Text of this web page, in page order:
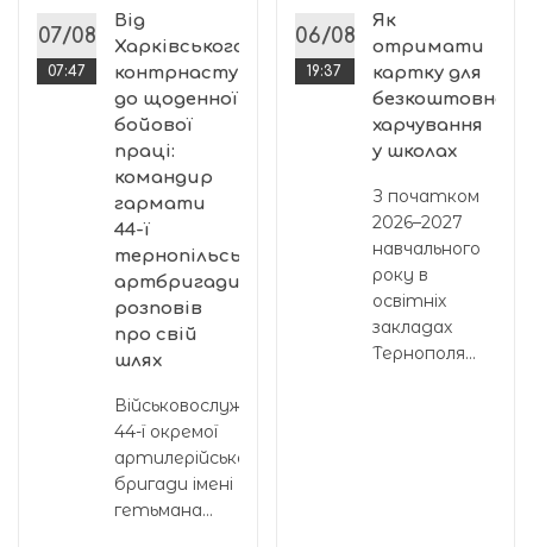
07/08
07:47
Від
Харківського
контрнаступу
до щоденної
бойової
праці:
командир
гармати
44-ї
тернопільської
артбригади
розповів
про свій
шлях
Військовослужбовець
44-ї окремої
артилерійської
бригади імені
гетьмана...
06/08
19:37
Як
отримати
картку для
безкоштовного
харчування
у школах
З початком
2026–2027
навчального
року в
освітніх
закладах
Тернополя...